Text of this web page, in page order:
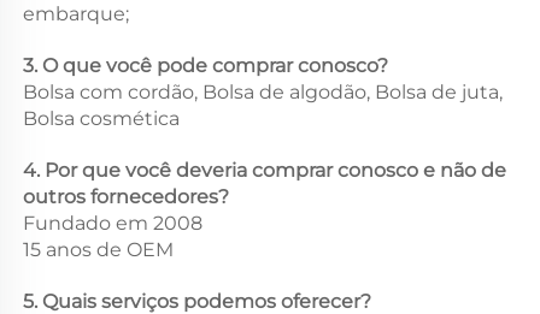
embarque;
3. O que você pode comprar conosco?
Bolsa com cordão, Bolsa de algodão, Bolsa de juta,
Bolsa cosmética
4. Por que você deveria comprar conosco e não de
outros fornecedores?
Fundado em 2008
15 anos de OEM
5. Quais serviços podemos oferecer?